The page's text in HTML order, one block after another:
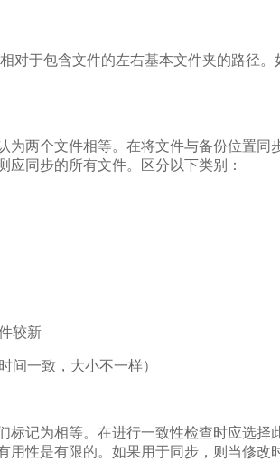
对于包含文件的左右基本文件夹的路径
为两个文件相等。在将文件与备份位置同
应同步的所有文件。区分以下类别：
较新
一致，大小不一样）
标记为相等。在进行一致性检查时应选
用性是有限的。如果用于同步，则当修